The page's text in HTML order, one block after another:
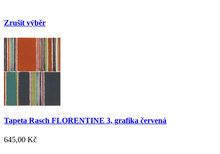
Zrušit výběr
Tapeta Rasch FLORENTINE 3, grafika červená
645,00 Kč